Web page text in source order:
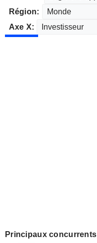
Région:
Axe X:
Principaux concurrents